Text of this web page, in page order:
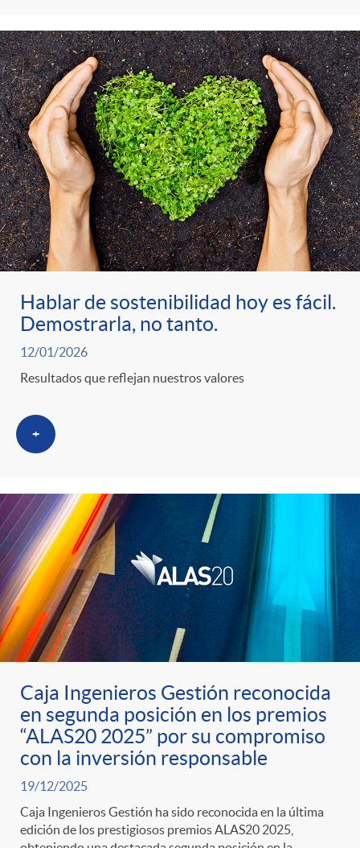
Hablar de sostenibilidad hoy es fácil.
Demostrarla, no tanto.
12/01/2026
Resultados que reflejan nuestros valores
+
Caja Ingenieros Gestión reconocida
en segunda posición en los premios
“ALAS20 2025” por su compromiso
con la inversión responsable
19/12/2025
Caja Ingenieros Gestión ha sido reconocida en la última
edición de los prestigiosos premios ALAS20 2025,